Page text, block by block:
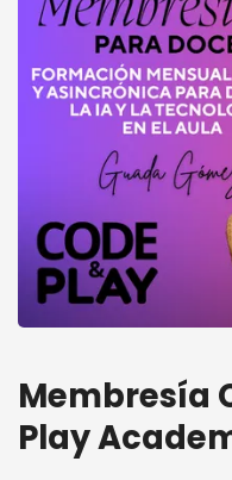
Membresía
Play